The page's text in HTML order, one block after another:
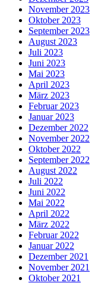
November 2023
Oktober 2023
September 2023
August 2023
Juli 2023
Juni 2023
Mai 2023
April 2023
März 2023
Februar 2023
Januar 2023
Dezember 2022
November 2022
Oktober 2022
September 2022
August 2022
Juli 2022
Juni 2022
Mai 2022
April 2022
März 2022
Februar 2022
Januar 2022
Dezember 2021
November 2021
Oktober 2021